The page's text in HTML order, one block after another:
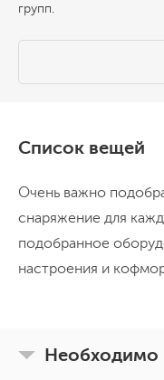
групп.
Список вещей
Очень важно
снаряжение для
подобранное
настроения и
Необходимо